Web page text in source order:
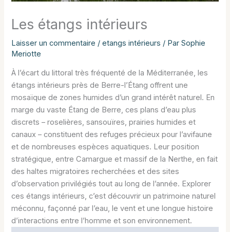
Les étangs intérieurs
Laisser un commentaire /etangs intérieurs / ParSophie
Meriotte
À l’écart du littoral très fréquenté de la Méditerranée, les
étangs intérieurs près de Berre-l’Étang offrent une
mosaïque de zones humides d’un grand intérêt naturel. En
marge du vaste Étang de Berre, ces plans d’eau plus
discrets – roselières, sansouïres, prairies humides et
canaux – constituent des refuges précieux pour l’avifaune
et de nombreuses espèces aquatiques. Leur position
stratégique, entre Camargue et massif de la Nerthe, en fait
des haltes migratoires recherchées et des sites
d’observation privilégiés tout au long de l’année. Explorer
ces étangs intérieurs, c’est découvrir un patrimoine naturel
méconnu, façonné par l’eau, le vent et une longue histoire
d’interactions entre l’homme et son environnement.